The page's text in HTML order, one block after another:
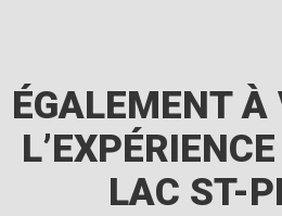
ÉGALEMENT À
LAC ST-